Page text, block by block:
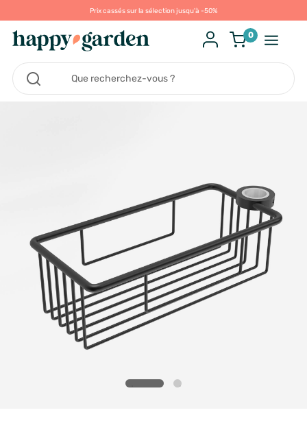
Prix cassés sur la sélection jusqu'à -50%
0